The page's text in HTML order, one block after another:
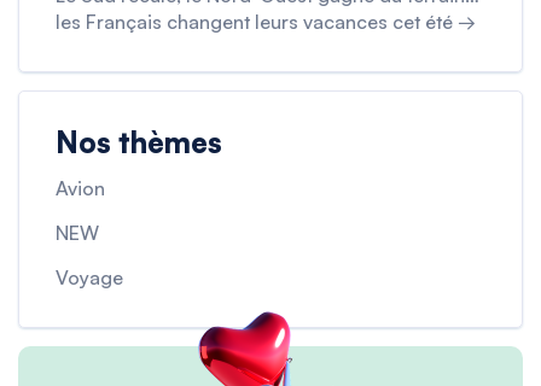
les Français changent leurs vacances cet été →
Nos thèmes
Avion
NEW
Voyage